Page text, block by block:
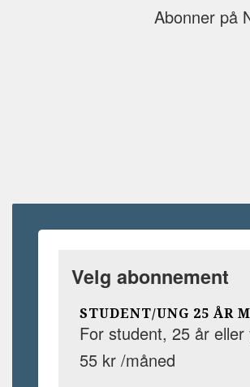
Abonner på
Velg abonnement
STUDENT/UNG 25 ÅR
For student, 25 år eller
55 kr /måned